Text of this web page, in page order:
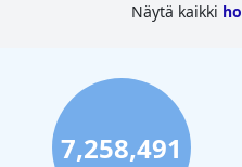
Näytä kaikki
7,258,491